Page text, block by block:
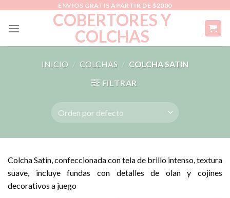
content
ENVIOS GRATIS APARTIR DE $2000
COBERTORES Y
COLCHAS
INICIO / COLCHAS / COLCHA SATIN
FILTRAR
Colcha Satin, confeccionada con tela de brillo intenso, textura
suave, incluye fundas con detalles de olan y cojines
decorativos a juego